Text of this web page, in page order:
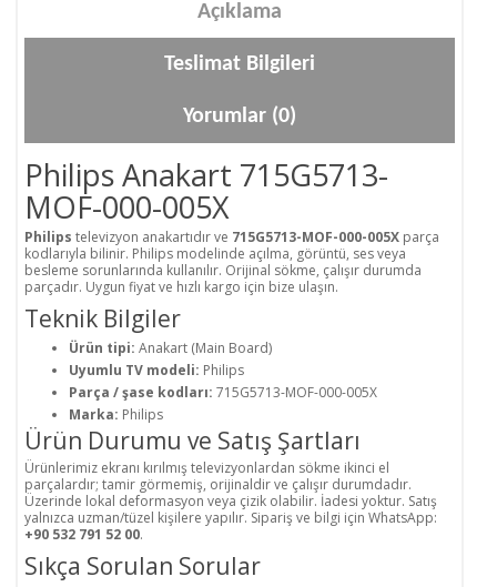
Açıklama
Teslimat Bilgileri
Yorumlar (0)
Philips Anakart 715G5713-
MOF-000-005X
Philips televizyon anakartıdır ve 715G5713-MOF-000-005X parça
kodlarıyla bilinir. Philips modelinde açılma, görüntü, ses veya
besleme sorunlarında kullanılır. Orijinal sökme, çalışır durumda
parçadır. Uygun fiyat ve hızlı kargo için bize ulaşın.
Teknik Bilgiler
Ürün tipi: Anakart (Main Board)
Uyumlu TV modeli: Philips
Parça / şase kodları: 715G5713-MOF-000-005X
Marka: Philips
Ürün Durumu ve Satış Şartları
Ürünlerimiz ekranı kırılmış televizyonlardan sökme ikinci el
parçalardır; tamir görmemiş, orijinaldir ve çalışır durumdadır.
Üzerinde lokal deformasyon veya çizik olabilir. İadesi yoktur. Satış
yalnızca uzman/tüzel kişilere yapılır. Sipariş ve bilgi için WhatsApp:
+90 532 791 52 00.
Sıkça Sorulan Sorular